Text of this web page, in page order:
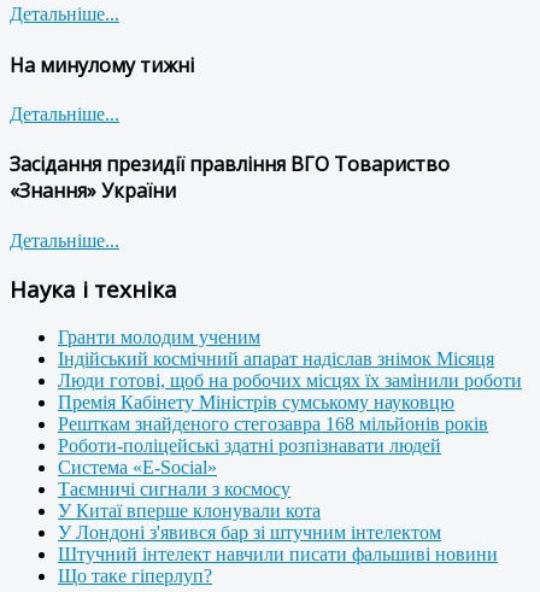
Детальніше...
На минулому тижні
Детальніше...
Засідання президії правління ВГО Товариство
«Знання» України
Детальніше...
Наука і техніка
Гранти молодим ученим
Індійський космічний апарат надіслав знімок Місяця
Люди готові, щоб на робочих місцях їх замінили роботи
Премія Кабінету Міністрів сумському науковцю
Решткам знайденого стегозавра 168 мільйонів років
Роботи-поліцейські здатні розпізнавати людей
Система «E-Social»
Таємничі сигнали з космосу
У Китаї вперше клонували кота
У Лондоні з'явився бар зі штучним інтелектом
Штучний інтелект навчили писати фальшиві новини
Що таке гіперлуп?